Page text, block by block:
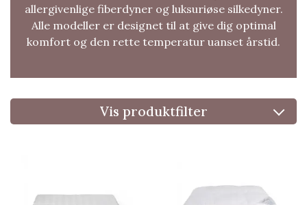
allergivenlige fiberdyner og luksuriøse silkedyner.
Alle modeller er designet til at give dig optimal
komfort og den rette temperatur uanset årstid.
Vis produktfilter